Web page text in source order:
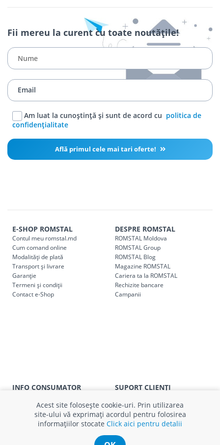
Fii mereu la curent cu toate noutățile!
Am luat la cunoștință și sunt de acord cu politica de
confidențialitate
Află primul cele mai tari oferte!
E-SHOP ROMSTAL
Contul meu romstal.md
Cum comand online
Modalități de plată
Transport și livrare
Garanție
Termeni și condiții
Contact e-Shop
DESPRE ROMSTAL
ROMSTAL Moldova
ROMSTAL Group
ROMSTAL Blog
Magazine ROMSTAL
Cariera ta la ROMSTAL
Rechizite bancare
Campanii
INFO CONSUMATOR
Prelucrarea datelor cu caracter
personal
Politica cookie
SUPORT CLIENȚI
Finanțare in rate
Părerea ta contează!
Schimb și retur produse
Intrebări frecvente
Service
Acest site folosește cookie-uri. Prin utilizarea
site-ului vă exprimați acordul pentru folosirea
informațiilor stocate Click aici pentru detalii